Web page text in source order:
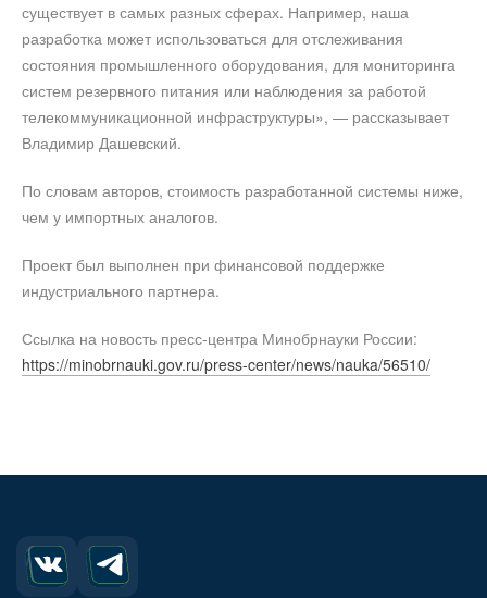
существует в самых разных сферах. Например, наша
разработка может использоваться для отслеживания
состояния промышленного оборудования, для мониторинга
систем резервного питания или наблюдения за работой
телекоммуникационной инфраструктуры», — рассказывает
Владимир Дашевский.
По словам авторов, стоимость разработанной системы ниже,
чем у импортных аналогов.
Проект был выполнен при финансовой поддержке
индустриального партнера.
Ссылка на новость пресс-центра Минобрнауки России:
https://minobrnauki.gov.ru/press-center/news/nauka/56510/